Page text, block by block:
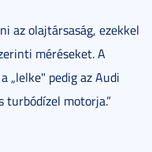
az olajtársaság, ezekkel
méréseket. A
„lelke" pedig az Audi
turbódízel motorja.”